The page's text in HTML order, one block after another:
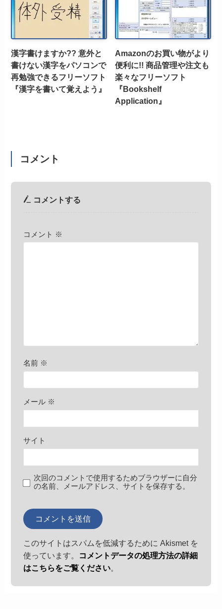
漢字書けますか?? 意外と
書けない漢字をパソコンで
再勉強できるフリーソフト
『漢字を書いて覚えよう』
Amazonのお買い物がより
便利に!! 商品管理や注文も
楽々なフリーソフト
『Bookshelf
Application』
コメント
コメントする
コメント ※
名前 ※
メール ※
サイト
次回のコメントで使用するためブラウザーに自分
の名前、メールアドレス、サイトを保存する。
このサイトはスパムを低減するために Akismet を
使っています。
コメントデータの処理方法の詳細
はこちらをご覧ください。